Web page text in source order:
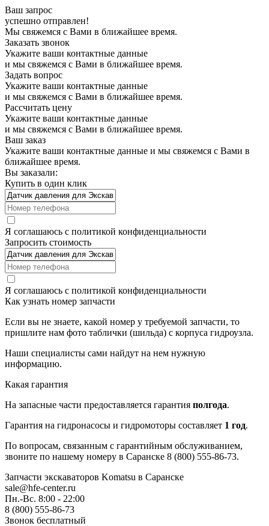
Ваш запрос
успешно отправлен!
Мы свяжемся с Вами в ближайшее время.
Заказать звонок
Укажите ваши контактные данные
и мы свяжемся с Вами в ближайшее время.
Задать вопрос
Укажите ваши контактные данные
и мы свяжемся с Вами в ближайшее время.
Рассчитать цену
Укажите ваши контактные данные
и мы свяжемся с Вами в ближайшее время.
Ваш заказ
Укажите ваши контактные данные и мы свяжемся с Вами в
ближайшее время.
Вы заказали:
Купить в один клик
Я соглашаюсь с политикой конфиденциальности
Запросить стоимость
Я соглашаюсь с политикой конфиденциальности
Как узнать номер запчасти
Если вы не знаете, какой номер у требуемой запчасти, то
пришлите нам фото таблички (шильда) с корпуса гидроузла.
Наши специалисты сами найдут на нем нужную
информацию.
Какая гарантия
На запасные части предоставляется гарантия полгода.
Гарантия на гидронасосы и гидромоторы составляет 1 год.
По вопросам, связанным с гарантийным обслуживанием,
звоните по нашему номеру в Саранске 8 (800) 555-86-73.
Запчасти экскаваторов Komatsu в Саранске
sale@hfe-center.ru
Пн.-Вс. 8:00 - 22:00
8 (800) 555-86-73
Звонок бесплатный